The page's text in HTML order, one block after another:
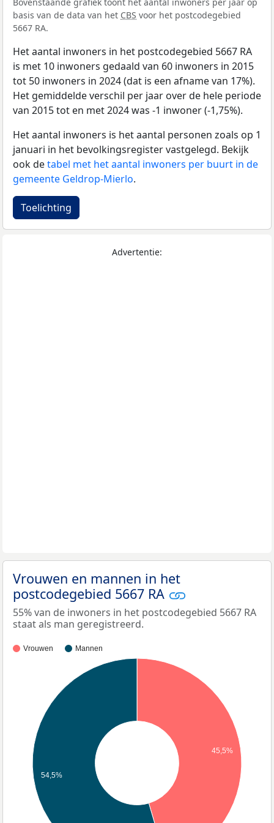
basis van de data van het CBS voor het postcodegebied
5667 RA.
Het aantal inwoners in het postcodegebied 5667 RA
is met 10 inwoners gedaald van 60 inwoners in 2015
tot 50 inwoners in 2024 (dat is een afname van 17%).
Het gemiddelde verschil per jaar over de hele periode
van 2015 tot en met 2024 was -1 inwoner (-1,75%).
Het aantal inwoners is het aantal personen zoals op 1
januari in het bevolkingsregister vastgelegd. Bekijk
ook detabel met het aantal inwoners per buurt in de
gemeente Geldrop-Mierlo.
Toelichting
Advertentie:
Vrouwen en mannen in het
postcodegebied 5667 RA
55% van de inwoners in het postcodegebied 5667 RA
staat als man geregistreerd.
Vrouwen Mannen
45,5%
54,5%